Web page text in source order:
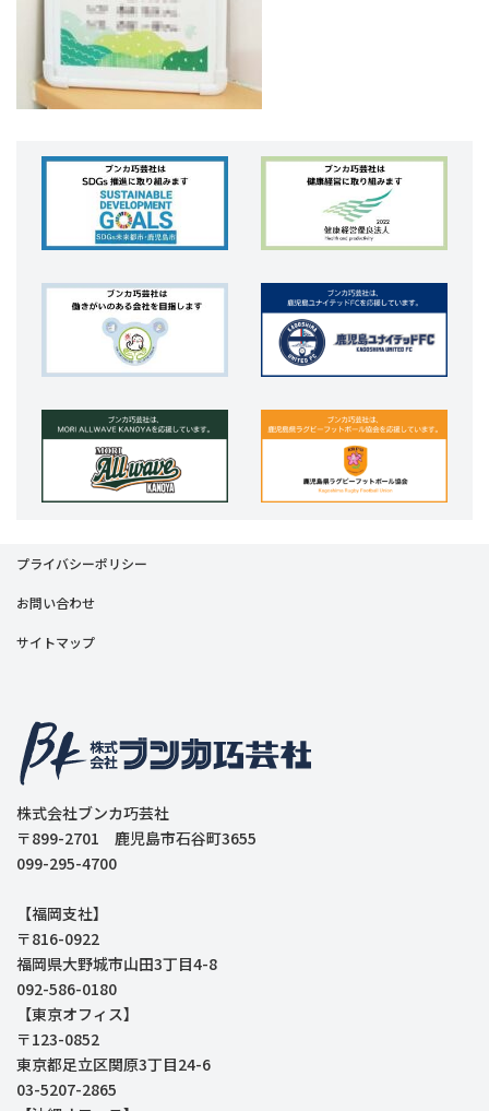
プライバシーポリシー
お問い合わせ
サイトマップ
株式会社ブンカ巧芸社
〒899-2701 鹿児島市石谷町3655
099-295-4700
【福岡支社】
〒816-0922
福岡県大野城市山田3丁目4-8
092-586-0180
【東京オフィス】
〒123-0852
東京都足立区関原3丁目24-6
03-5207-2865